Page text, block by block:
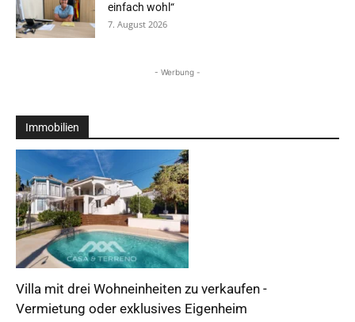
einfach wohl“
7. August 2026
- Werbung -
Immobilien
Villa mit drei Wohneinheiten zu verkaufen -
Vermietung oder exklusives Eigenheim